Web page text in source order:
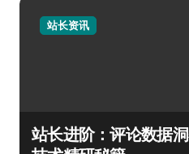
站长资讯
站长进阶：评论数据